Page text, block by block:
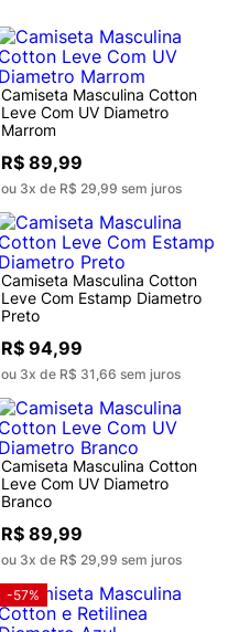
Camiseta Masculina Cotton
Leve Com UV Diametro
Marrom
R$ 89,99
ou 3x de R$ 29,99 sem juros
Camiseta Masculina Cotton
Leve Com Estamp Diametro
Preto
R$ 94,99
ou 3x de R$ 31,66 sem juros
Camiseta Masculina Cotton
Leve Com UV Diametro
Branco
R$ 89,99
ou 3x de R$ 29,99 sem juros
-57%